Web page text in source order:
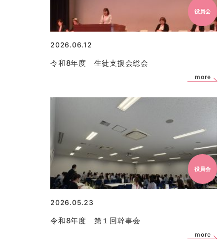
役員会
2026.06.12
令和8年度 生徒支援会総会
more
役員会
2026.05.23
令和8年度 第１回幹事会
more